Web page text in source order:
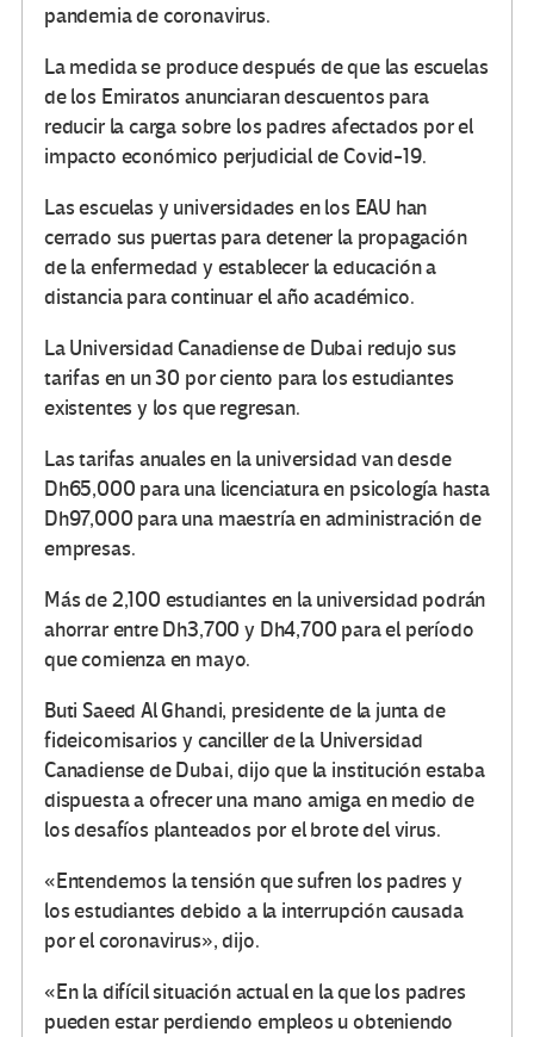
pandemia de coronavirus.
La medida se produce después de que las escuelas
de los Emiratos anunciaran descuentos para
reducir la carga sobre los padres afectados por el
impacto económico perjudicial de Covid-19.
Las escuelas y universidades en los EAU han
cerrado sus puertas para detener la propagación
de la enfermedad y establecer la educación a
distancia para continuar el año académico.
La Universidad Canadiense de Dubai redujo sus
tarifas en un 30 por ciento para los estudiantes
existentes y los que regresan.
Las tarifas anuales en la universidad van desde
Dh65,000 para una licenciatura en psicología hasta
Dh97,000 para una maestría en administración de
empresas.
Más de 2,100 estudiantes en la universidad podrán
ahorrar entre Dh3,700 y Dh4,700 para el período
que comienza en mayo.
Buti Saeed Al Ghandi, presidente de la junta de
fideicomisarios y canciller de la Universidad
Canadiense de Dubai, dijo que la institución estaba
dispuesta a ofrecer una mano amiga en medio de
los desafíos planteados por el brote del virus.
«Entendemos la tensión que sufren los padres y
los estudiantes debido a la interrupción causada
por el coronavirus», dijo.
«En la difícil situación actual en la que los padres
pueden estar perdiendo empleos u obteniendo